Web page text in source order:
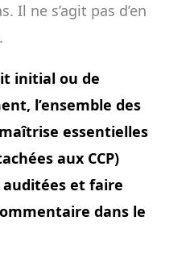
Il ne s’agit pas d’en
initial ou de
l’ensemble des
essentielles
aux CCP)
et faire
dans le